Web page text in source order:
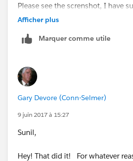
Please see the screnshot, I have
with Amount field
Once the field is summarized, you
Afficher plus
Marquer comme utile
Gary Devore (Conn-Selmer)
9 juin 2017 à 15:27
Sunil,
Hey! That did it! For whatever